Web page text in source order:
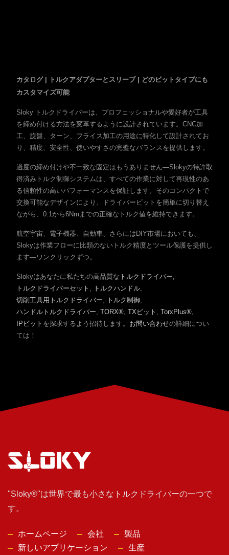
カタログ | トルクアダプターとスリーブ | どのビットタイプにも
カスタマイズ可能
Sloky トルクドライバーは、プロフェッショナルや愛好者が工具
を締め付ける方法を変革するように設計されています。CNC加
工、旋盤、ターン、フライス加工の用途に特化して設計されてお
り、精度、安全性、使いやすさの完璧なバランスを提供します。
過度の締め付けや不一致な固定はもうありません—Slokyの特許取
得済みトルク制御システムは、すべての作業に対して再現性のあ
る信頼性の高いパフォーマンスを保証します。そのコンパクトで
交換可能なデザインにより、ドライバービットを簡単に切り替え
ながら、0.1から6Nmまでの正確なトルク値を維持できます。
航空宇宙、電子機器、自動車、さらにはDIY市場においても、
Slokyは作業フローに比類のないトルク精度とツール保護を提供し
ます—ワンクリックずつ。
Slokyはあなたに私たちの高品質な トルクドライバー,
トルクドライバーセット , トルクハンドル,
切削工具用トルクドライバー, トルク制御,
ハンドルトルクドライバー, TORX®, TXビット , TorxPlus®,
IPビット を探求するよう招待します。 お問い合わせの詳細につい
ては！
"Sloky®"は世界で最も小さなトルクドライバーの一つで
す。
ホームページ 会社
製品
新しいアプリケーション
生産